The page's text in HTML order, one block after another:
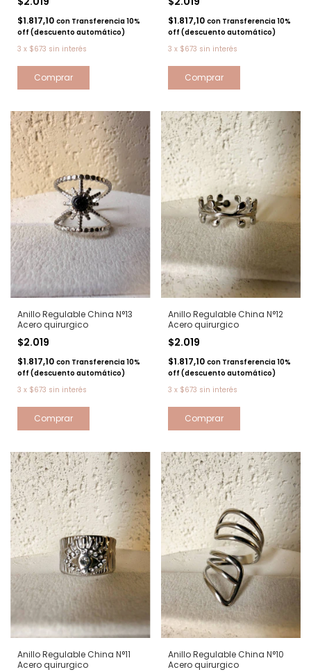
$1.817,10 con Transferencia 10%
off (descuento automático)
3 x $673 sin interés
$1.817,10 con Transferencia 10%
off (descuento automático)
3 x $673 sin interés
Anillo Regulable China N°13
Acero quirurgico
$2.019
$1.817,10 con Transferencia 10%
off (descuento automático)
3 x $673 sin interés
Anillo Regulable China N°12
Acero quirurgico
$2.019
$1.817,10 con Transferencia 10%
off (descuento automático)
3 x $673 sin interés
Anillo Regulable China N°11
Acero quirurgico
Anillo Regulable China N°10
Acero quirurgico